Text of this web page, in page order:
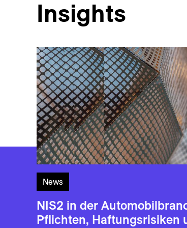
Insights
News
NIS2 in der
Pflichten, Haftungsrisiken